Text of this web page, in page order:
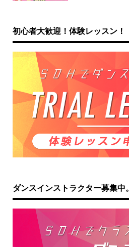
初心者大歓迎！体験レッスン！
ダンスインストラクター募集中。